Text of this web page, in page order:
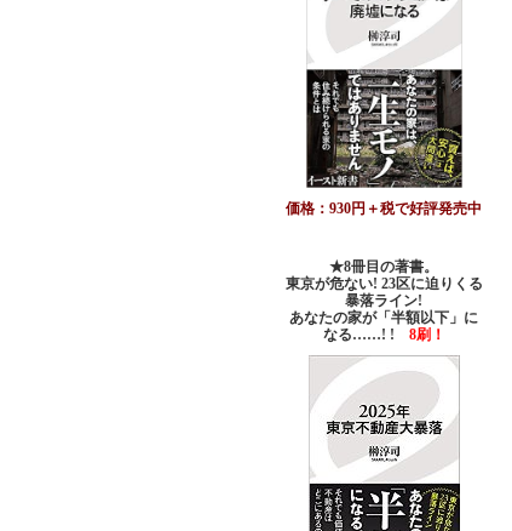
価格：930円＋税で好評発売中
★8冊目の著書。
東京が危ない! 23区に迫りくる
暴落ライン!
あなたの家が「半額以下」に
なる……! ! 8刷！